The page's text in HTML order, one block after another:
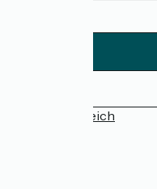
Pressebereich